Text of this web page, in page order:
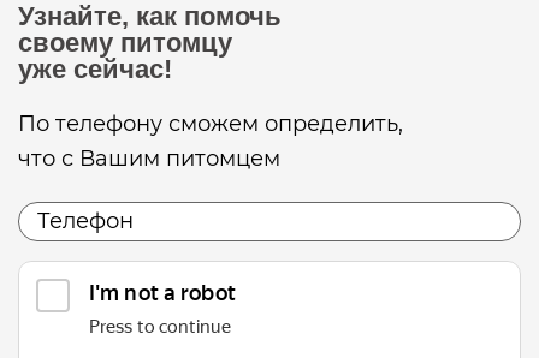
Узнайте, как помочь
своему питомцу
уже сейчас!
По телефону сможем определить,
что с Вашим питомцем